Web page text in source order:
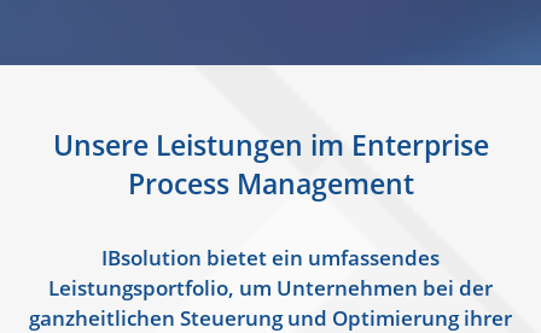
Unsere Leistungen im Enterprise
Process Management
IBsolution bietet ein umfassendes
Leistungsportfolio, um Unternehmen bei der
ganzheitlichen Steuerung und Optimierung ihrer